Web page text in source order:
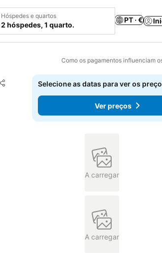
Hóspedes e quartos
2 hóspedes, 1 quarto.
PT · €
Como os pagamentos influenciam
Partilhar
Adicionar aos favoritos
Selecione as datas para ver os
Ver preços
A carregar
A carregar